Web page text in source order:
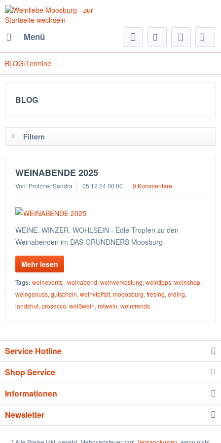
Menü
BLOG/Termine
BLOG
Filtern
WEINABENDE 2025
Von: Protzner Sandra 05.12.24 00:00 0 Kommentare
WEINE. WINZER. WOHLSEIN - Edle Tropfen zu den
Weinabenden im DAS GRUNDNERS Moosburg
Mehr lesen
Tags: weinevents , weinabend, weinverkostung, weintipps, weinshop,
weingenuss, gutschein, weinvielfalt, mooosburg, fresing, erding,
landshut, prosecco, weißwein, rotwein, weintrends
Service Hotline
Shop Service
Informationen
Newsletter